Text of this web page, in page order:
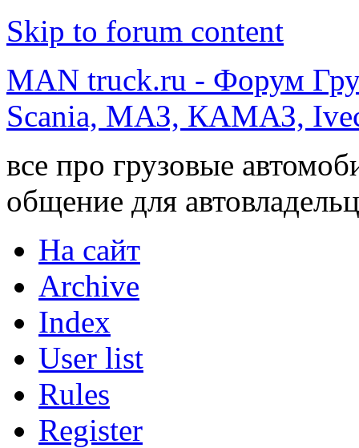
Skip to forum content
MAN truck.ru - Форум
Scania, МАЗ, КАМАЗ,
все про грузовые
общение для
На сайт
Archive
Index
User list
Rules
Register